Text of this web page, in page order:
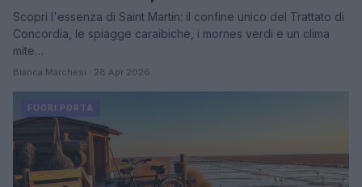
Scopri l'essenza di Saint Martin: il confine unico del Trattato di
Concordia, le spiagge caraibiche, i mornes verdi e un clima
mite…
Bianca Marchesi · 28 Apr 2026
FUORI PORTA